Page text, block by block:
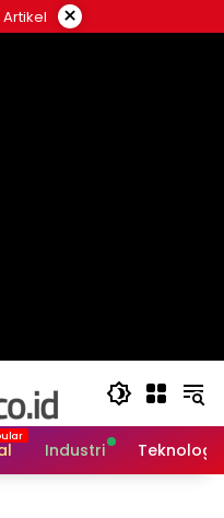
×
Industri Teknologi